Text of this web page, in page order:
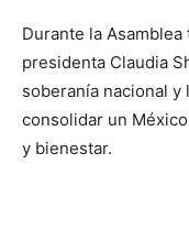
Durante la
presidenta Claudia
soberanía nacional y
consolidar un
y bienestar.